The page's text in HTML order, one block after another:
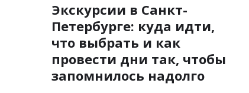
Экскурсии в Санкт-
Петербурге: куда идти,
что выбрать и как
провести дни так, чтобы
запомнилось надолго